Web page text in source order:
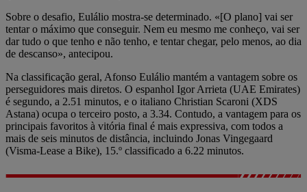
Sobre o desafio, Eulálio mostra-se determinado. «[O plano] vai ser
tentar o máximo que conseguir. Nem eu mesmo me conheço, vai ser
dar tudo o que tenho e não tenho, e tentar chegar, pelo menos, ao dia
de descanso», antecipou.
Na classificação geral, Afonso Eulálio mantém a vantagem sobre os
perseguidores mais diretos. O espanhol Igor Arrieta (UAE Emirates)
é segundo, a 2.51 minutos, e o italiano Christian Scaroni (XDS
Astana) ocupa o terceiro posto, a 3.34. Contudo, a vantagem para os
principais favoritos à vitória final é mais expressiva, com todos a
mais de seis minutos de distância, incluindo Jonas Vingegaard
(Visma-Lease a Bike), 15.º classificado a 6.22 minutos.